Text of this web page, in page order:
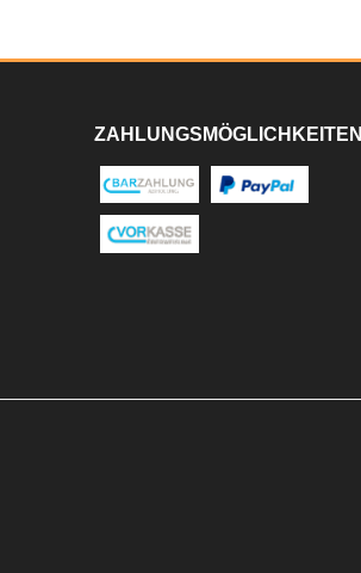
ZAHLUNGSMÖGLICHKEITEN